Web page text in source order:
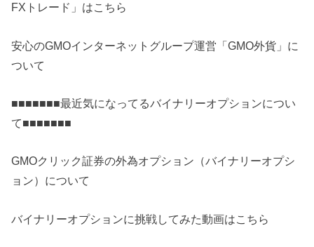
FXトレード」はこちら
安心のGMOインターネットグループ運営「GMO外貨」に
ついて
■■■■■■■最近気になってるバイナリーオプションについ
て■■■■■■■
GMOクリック証券の外為オプション（バイナリーオプシ
ョン）について
バイナリーオプションに挑戦してみた動画はこちら